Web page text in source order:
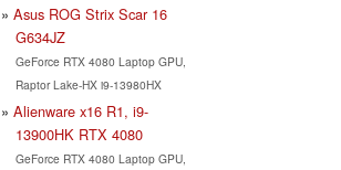
Asus ROG Strix Scar 16
G634JZ
GeForce RTX 4080 Laptop GPU,
Raptor Lake-HX i9-13980HX
Alienware x16 R1, i9-
13900HK RTX 4080
GeForce RTX 4080 Laptop GPU,